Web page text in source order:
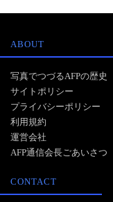
ABOUT
写真でつづるAFPの歴史
サイトポリシー
プライバシーポリシー
利用規約
運営会社
AFP通信会長ごあいさつ
CONTACT